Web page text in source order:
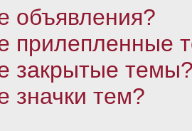
объявления?
прилепленные
закрытые
значки тем?